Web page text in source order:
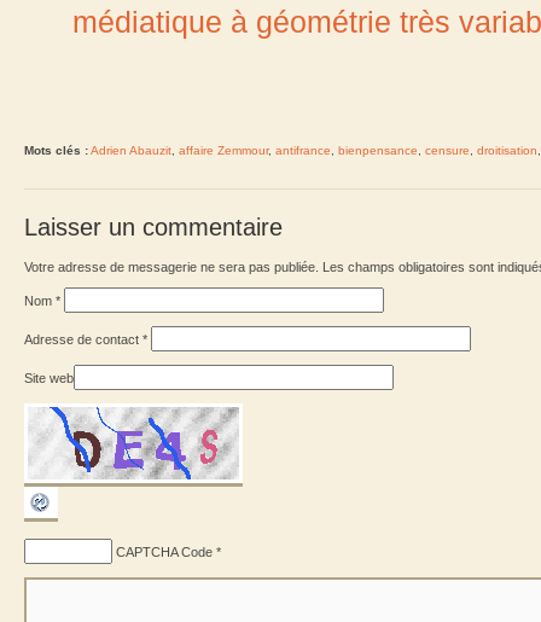
médiatique à géométrie très
Mots clés :Adrien Abauzit affaire Zemmour, antifrance bienpensance censure droitisation
Laisser un commentaire
Votre adresse de messagerie ne sera pas publiée. Les champs obligatoires sont
Nom *
Adresse de contact *
Site web
CAPTCHA Code *